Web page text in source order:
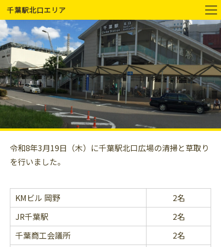
千葉駅北口エリア
令和8年3月19日（木）に千葉駅北口広場の清掃と草取り
を行いました。
KMビル 岡野
2名
JR千葉駅
2名
千葉商工会議所
2名